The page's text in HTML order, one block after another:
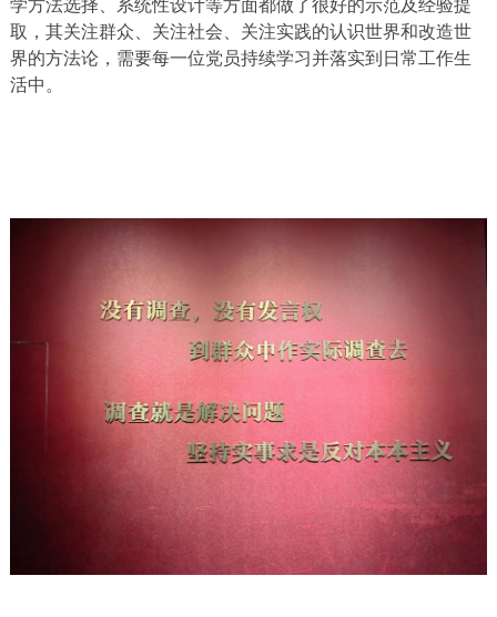
学方法选择、系统性设计等方面都做了很好的示范及经验提
取，其关注群众、关注社会、关注实践的认识世界和改造世
界的方法论，需要每一位党员持续学习并落实到日常工作生
活中。